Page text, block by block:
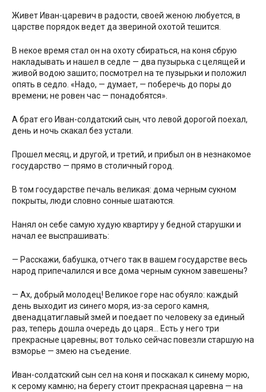
Живет Иван-царевич в радости, своей женою любуется, в
царстве порядок ведет да звериной охотой тешится.
В некое время стал он на охоту сбираться, на коня сбрую
накладывать и нашел в седле — два пузырька с целящей и
живой водою зашито; посмотрел на те пузырьки и положил
опять в седло. «Надо, — думает, — поберечь до поры до
времени; не ровен час — понадобятся».
А брат его Иван-солдатский сын, что левой дорогой поехал,
день и ночь скакал без устали.
Прошел месяц, и другой, и третий, и прибыл он в незнакомое
государство — прямо в столичный город.
В том государстве печаль великая: дома черным сукном
покрыты, люди словно сонные шатаются.
Нанял он себе самую худую квартиру у бедной старушки и
начал ее выспрашивать:
— Расскажи, бабушка, отчего так в вашем государстве весь
народ припечалился и все дома черным сукном завешены?
— Ах, добрый молодец! Великое горе нас обуяло: каждый
день выходит из синего моря, из-за серого камня,
двенадцатиглавый змей и поедает по человеку за единый
раз, теперь дошла очередь до царя… Есть у него три
прекрасные царевны; вот только сейчас повезли старшую на
взморье — змею на съедение.
Иван-солдатский сын сел на коня и поскакал к синему морю,
к серому камню; на берегу стоит прекрасная царевна — на